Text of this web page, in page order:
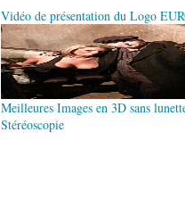
Vidéo de présentation du Logo
Meilleures Images en 3D sans
Stéréoscopie